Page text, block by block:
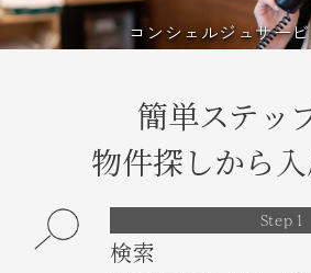
コンシェルジュサー
簡単ステッ
物件探しから
Step 1
検索